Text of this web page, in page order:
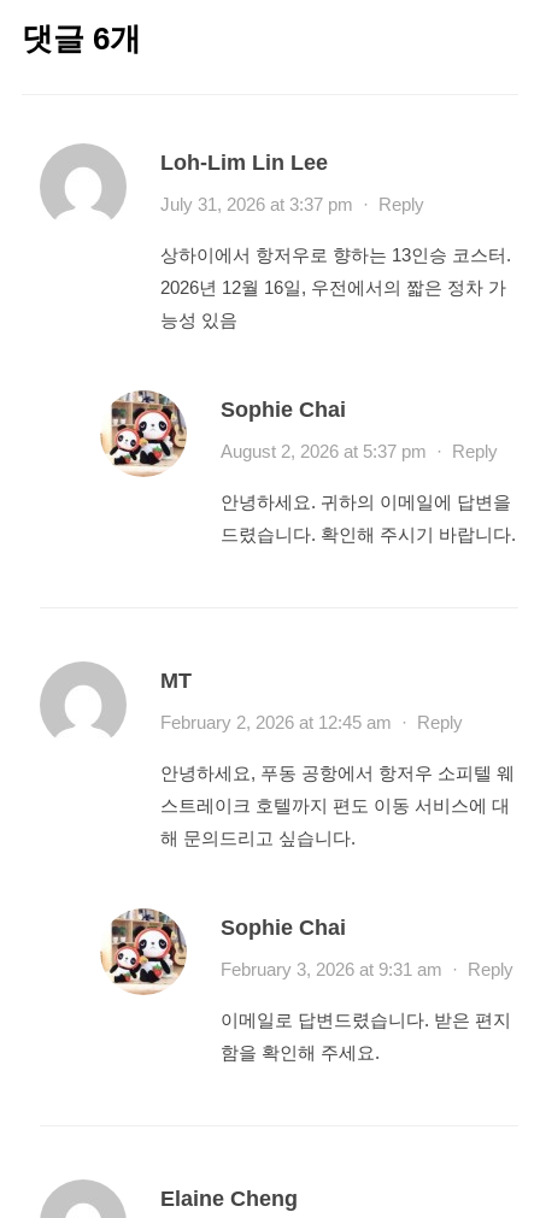
댓글 6개
Loh-Lim Lin Lee
July 31, 2026 at 3:37 pm · Reply
상하이에서 항저우로 향하는 13인승 코스터.
2026년 12월 16일, 우전에서의 짧은 정차 가
능성 있음
Sophie Chai
August 2, 2026 at 5:37 pm · Reply
안녕하세요. 귀하의 이메일에 답변을
드렸습니다. 확인해 주시기 바랍니다.
MT
February 2, 2026 at 12:45 am · Reply
안녕하세요, 푸동 공항에서 항저우 소피텔 웨
스트레이크 호텔까지 편도 이동 서비스에 대
해 문의드리고 싶습니다.
Sophie Chai
February 3, 2026 at 9:31 am · Reply
이메일로 답변드렸습니다. 받은 편지
함을 확인해 주세요.
Elaine Cheng